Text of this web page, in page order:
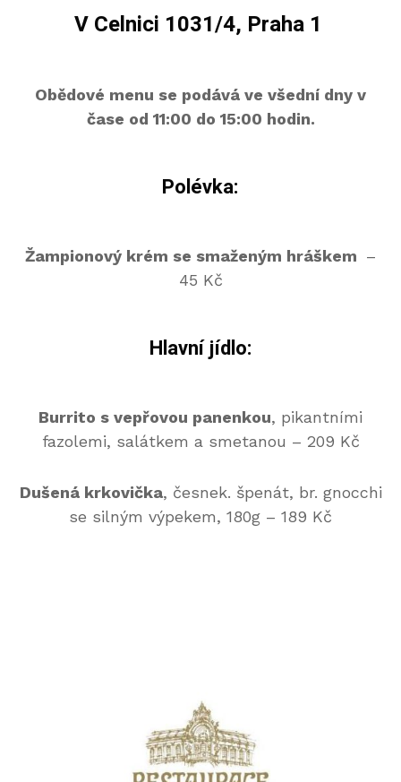
V Celnici 1031/4, Praha 1
Obědové menu se podává ve všední dny v
čase od 11:00 do 15:00 hodin.
Polévka:
Žampionový krém se smaženým hráškem –
45 Kč
Hlavní jídlo:
Burrito s vepřovou panenkou, pikantními
fazolemi, salátkem a smetanou – 209 Kč
Dušená krkovička, česnek. špenát, br. gnocchi
se silným výpekem, 180g – 189 Kč